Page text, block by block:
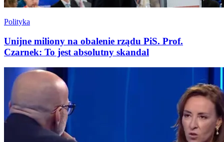
Polityka
Unijne miliony na obalenie rządu PiS. Prof.
Czarnek: To jest absolutny skandal